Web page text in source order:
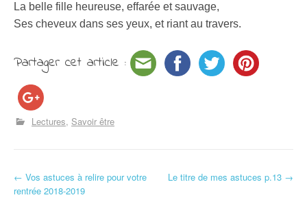
La belle fille heureuse, effarée et sauvage,
Ses cheveux dans ses yeux, et riant au travers.
Partager cet article :
Lectures Savoir être
Navigation d'article
← Vos astuces à relire pour votre
rentrée 2018-2019
Le titre de mes astuces p.13 →